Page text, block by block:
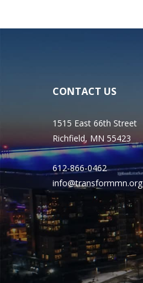
CONTACT US
1515 East 66th Street
Richfield, MN 55423
612-866-0462
info@transformmn.org